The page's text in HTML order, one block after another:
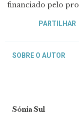
financiado pelo
PARTILHAR
SOBRE O AUTOR
Sónia Sul